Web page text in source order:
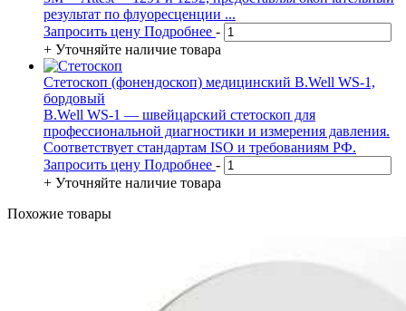
результат по флуоресценции ...
Запросить цену Подробнее -
+ Уточняйте наличие товара
Стетоскоп (фонендоскоп) медицинский B.Well WS-1,
бордовый
B.Well WS-1 — швейцарский стетоскоп для
профессиональной диагностики и измерения давления.
Соответствует стандартам ISO и требованиям РФ.
Запросить цену Подробнее -
+ Уточняйте наличие товара
Похожие товары